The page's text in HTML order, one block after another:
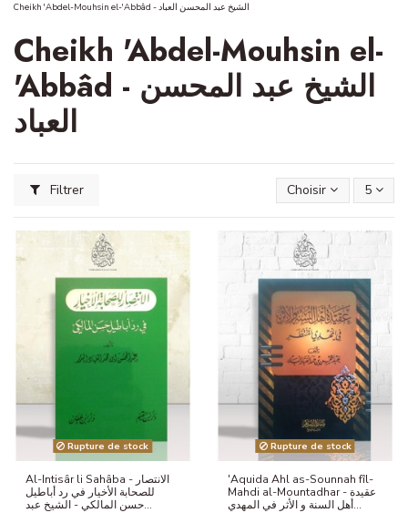
Cheikh 'Abdel-Mouhsin el-'Abbâd - الشيخ عبد المحسن العباد
Cheikh 'Abdel-Mouhsin el-
'Abbâd - الشيخ عبد المحسن
العباد
Filtrer Choisir 5
Rupture de stock
Al-Intisâr li Sahâba - الانتصار
للصحابة الأخيار في رد أباطيل
حسن المالكي - الشيخ عبد...
Rupture de stock
'Aquida Ahl as-Sounnah fîl-
Mahdi al-Mountadhar - عقيدة
أهل السنة و الأثر في المهدي...